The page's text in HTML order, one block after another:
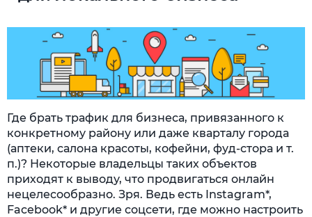
Где брать трафик для бизнеса, привязанного к
конкретному району или даже кварталу города
(аптеки, салона красоты, кофейни, фуд-стора и т.
п.)? Некоторые владельцы таких объектов
приходят к выводу, что продвигаться онлайн
нецелесообразно. Зря. Ведь есть Instagram*,
Facebook* и другие соцсети, где можно настроить